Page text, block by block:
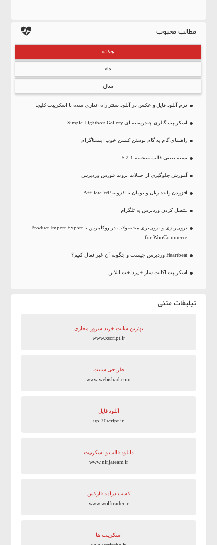
مطالب محبوب
هفته
ماه
سال
فرم آپلود فایل و عکس در آپلود سنتر راه اندازی شده با اسکریپت کلیجا
اسکریپت گالری چندرسانه ای Simple Lightbox Gallery
راهنمای گام به گام نوشتن کپشن خوب اینستاگرام
بسته نصبی قالب صحیفه 5.2.1
آموزش جلوگیری از حملات بروت فورس وردپرس
افزودن واحد ریال و تومان با افزونه Affiliate WP
متصل کردن وردپرس به تلگرام
درون‌ریزی و برون‌بری محصولات در ووکامرس با Product Import Export
for WooCommerce
Heartbeat وردپرس چیست و چگونه آن غیر فعال کنیم؟
اسکریپت اکانت ساز + پرداخت انلاین
تبلیغات متنی
بهترین سایت‌ خرید سرور مجازی
www.xscript.ir
طراحی سایت
www.webishad.com
آپلود فایل
up.20script.ir
دانلود قالب و اسکریپت
www.ninjateam.ir
کسب درآمد فارکس
www.wolftrader.ir
اسکریپت ها